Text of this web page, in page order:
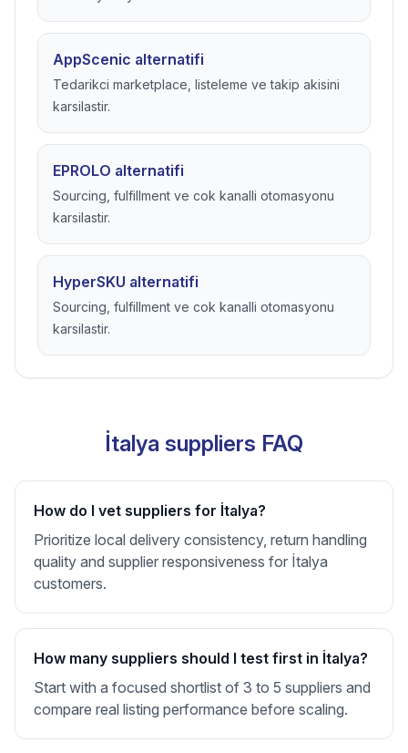
AppScenic alternatifi
Tedarikci marketplace, listeleme ve takip akisini
karsilastir.
EPROLO alternatifi
Sourcing, fulfillment ve cok kanalli otomasyonu
karsilastir.
HyperSKU alternatifi
Sourcing, fulfillment ve cok kanalli otomasyonu
karsilastir.
İtalya suppliers FAQ
How do I vet suppliers for İtalya?
Prioritize local delivery consistency, return handling
quality and supplier responsiveness for İtalya
customers.
How many suppliers should I test first in İtalya?
Start with a focused shortlist of 3 to 5 suppliers and
compare real listing performance before scaling.